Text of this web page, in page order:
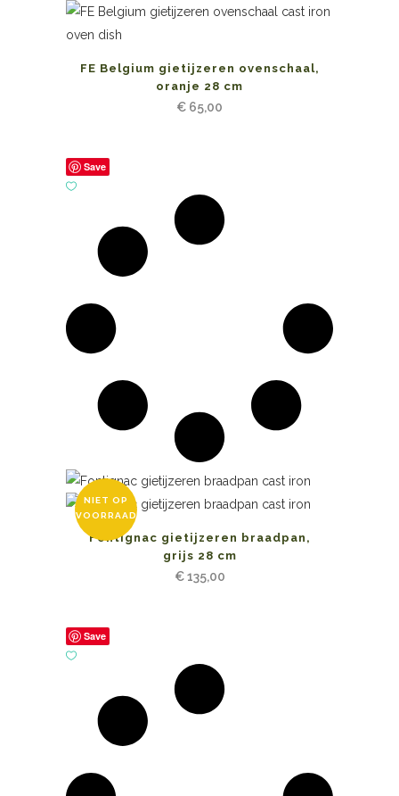
FE Belgium gietijzeren ovenschaal,
oranje 28 cm
€ 65,00
Save
NIET OP
VOORRAAD
Fontignac gietijzeren braadpan,
grijs 28 cm
€135,00
Save